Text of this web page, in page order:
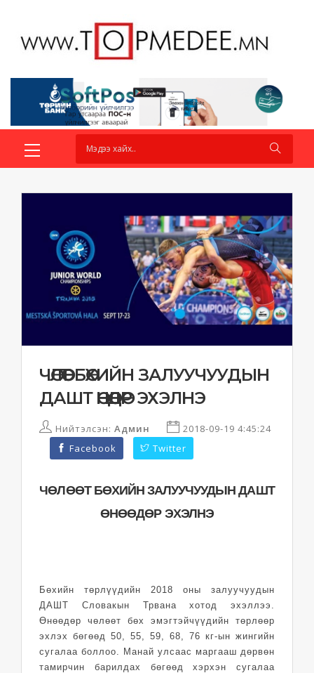
ЧӨЛӨӨТ БӨХИЙН ЗАЛУУЧУУДЫН
ДАШТ ӨНӨӨДӨР ЭХЭЛНЭ
Нийтэлсэн: Админ
2018-09-19 4:45:24
Facebook
Twitter
ЧӨЛӨӨТ БӨХИЙН ЗАЛУУЧУУДЫН ДАШТ
ӨНӨӨДӨР ЭХЭЛНЭ
Бөхийн төрлүүдийн 2018 оны залуучуудын
ДАШТ Словакын Трвана хотод эхэллээ.
Өнөөдөр чөлөөт бөх эмэгтэйчүүдийн төрлөөр
эхлэх бөгөөд 50, 55, 59, 68, 76 кг-ын жингийн
сугалаа боллоо. Манай улсаас маргааш дөрвөн
тамирчин барилдах бөгөөд хэрхэн сугалаа